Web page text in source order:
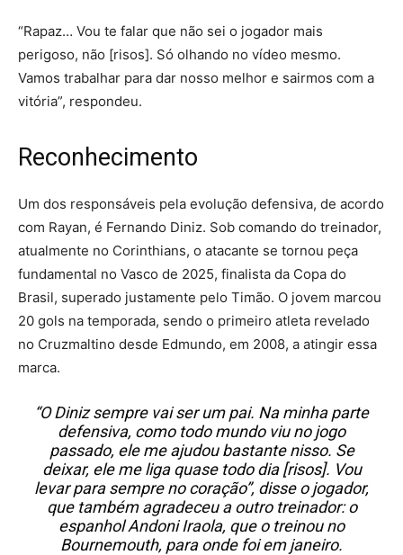
“Rapaz… Vou te falar que não sei o jogador mais
perigoso, não [risos]. Só olhando no vídeo mesmo.
Vamos trabalhar para dar nosso melhor e sairmos com a
vitória”, respondeu.
Reconhecimento
Um dos responsáveis pela evolução defensiva, de acordo
com Rayan, é Fernando Diniz. Sob comando do treinador,
atualmente no Corinthians, o atacante se tornou peça
fundamental no Vasco de 2025, finalista da Copa do
Brasil, superado justamente pelo Timão. O jovem marcou
20 gols na temporada, sendo o primeiro atleta revelado
no Cruzmaltino desde Edmundo, em 2008, a atingir essa
marca.
“O Diniz sempre vai ser um pai. Na minha parte
defensiva, como todo mundo viu no jogo
passado, ele me ajudou bastante nisso. Se
deixar, ele me liga quase todo dia [risos]. Vou
levar para sempre no coração”, disse o jogador,
que também agradeceu a outro treinador: o
espanhol Andoni Iraola, que o treinou no
Bournemouth, para onde foi em janeiro.